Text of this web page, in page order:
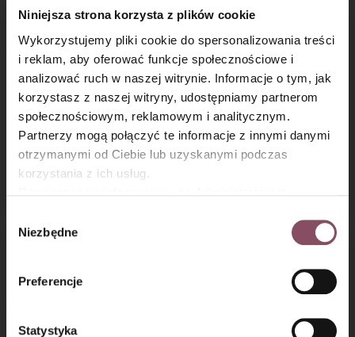
Niniejsza strona korzysta z plików cookie
Wykorzystujemy pliki cookie do spersonalizowania treści
i reklam, aby oferować funkcje społecznościowe i
analizować ruch w naszej witrynie. Informacje o tym, jak
korzystasz z naszej witryny, udostępniamy partnerom
społecznościowym, reklamowym i analitycznym.
Partnerzy mogą połączyć te informacje z innymi danymi
otrzymanymi od Ciebie lub uzyskanymi podczas
korzystania z ich usług.
Gdańsk (80-339) adres: Dickmana 14/15 więcej
informacji o przetwarzaniu danych osobowych oraz
Polityce
prywatności.
zgody
Niezbędne
Preferencje
Statystyka
Jogurtowe ciasto
z jabłkami
Jabłecznik z budyniem
×